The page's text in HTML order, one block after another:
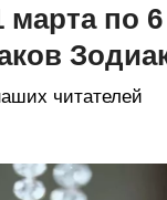
по
читателей